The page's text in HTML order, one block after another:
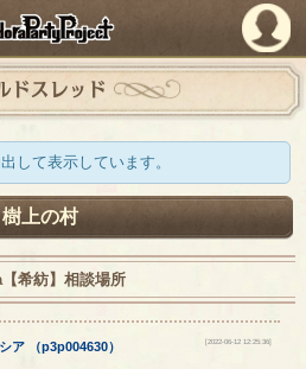
PandoraPartyProject
ドスレッド
して表示しています。
樹上の村
希紡】相談場所
ア （p3p004630） [2022-06-12 12:25:36]